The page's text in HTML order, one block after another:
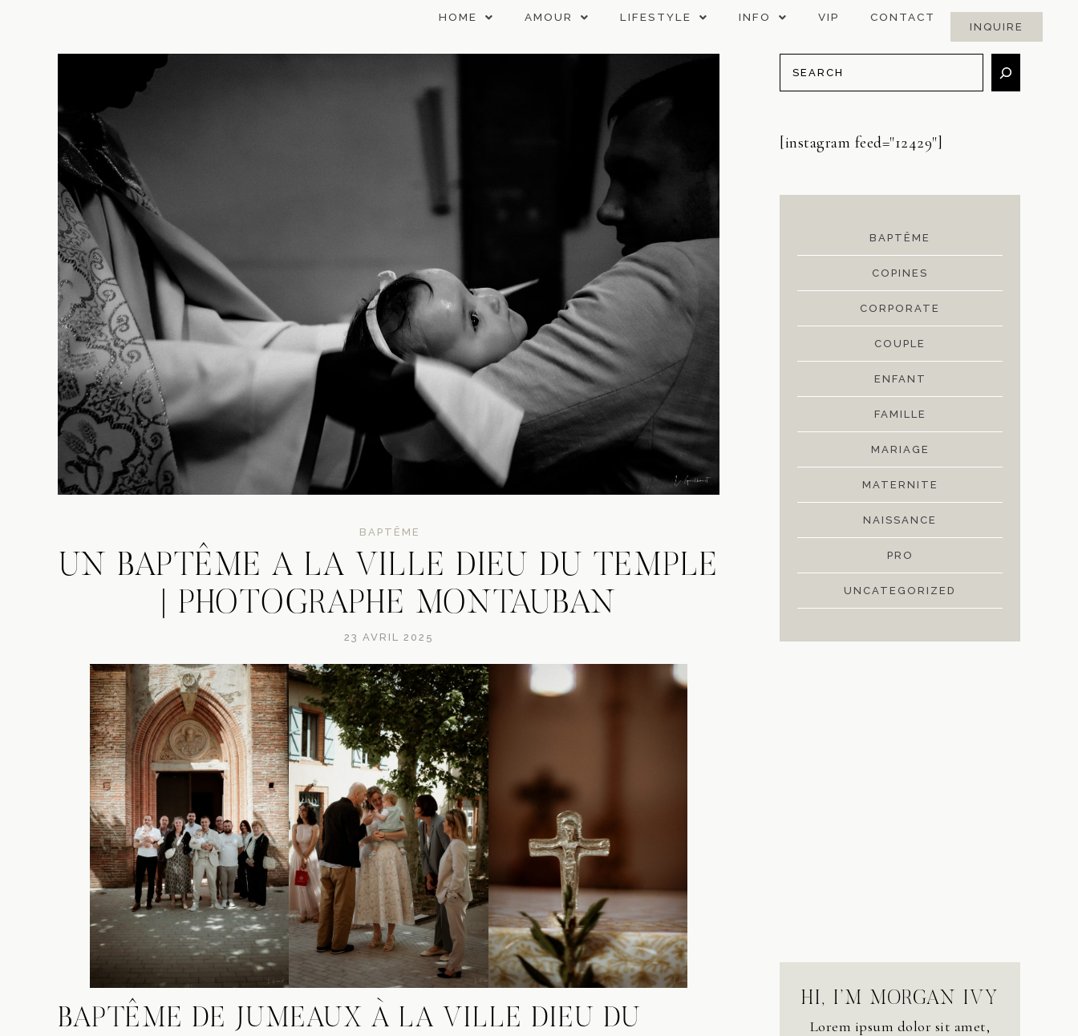
HOME AMOUR LIFESTYLE INFO VIP CONTACT
INQUIRE
BAPTÊME
UN BAPTÊME A LA VILLE DIEU DU TEMPLE
| PHOTOGRAPHE MONTAUBAN
23 AVRIL 2025
BAPTÊME DE JUMEAUX À LA VILLE DIEU DU
[instagram feed="12429"]
BAPTÊME
COPINES
CORPORATE
COUPLE
ENFANT
FAMILLE
MARIAGE
MATERNITE
NAISSANCE
PRO
UNCATEGORIZED
HI, I’M MORGAN IVY
Lorem ipsum dolor sit amet,